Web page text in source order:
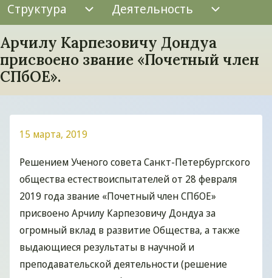
Структура
Структура подменю
Деятельность
Арчилу Карпезовичу Дондуа
присвоено звание «Почетный член
СПбОЕ».
15 марта, 2019
Решением Ученого совета Санкт-Петербургского
общества естествоиспытателей от 28 февраля
2019 года звание «Почетный член СПбОЕ»
присвоено Арчилу Карпезовичу Дондуа за
огромный вклад в развитие Общества, а также
выдающиеся результаты в научной и
преподавательской деятельности (решение